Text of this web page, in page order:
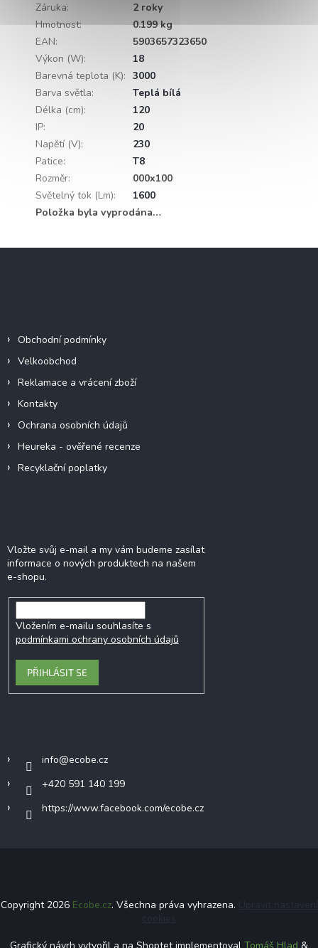
Záruka:
2 roky
Hmotnost:
0.199 kg
EAN:
5903657323650
Výkon (W):
18
Barevná teplota (K): 3000
Barva světla:
Teplá bílá
Délka (cm):
120
IP:
20
Napětí (V):
230
Patice:
T8
Rozměr:
000x100
Světelný tok (Lm):
1600
Položka byla vyprodána…
Obchodní podmínky
Velkoobchod
Reklamace a vrácení zboží
Kontakty
Ochrana osobních údajů
Heureka - ověřené recenze
Recyklační poplatky
Vložte svůj e-mail a my vám budeme zasílat
informace o nových produktech na našem
e-shopu.
Vložením e-mailu souhlasíte s
podmínkami ochrany osobních údajů
PŘIHLÁSIT SE
info@ecobe.cz
+420 591 140 199
https://www.facebook.com/ecobe.cz
Copyright 2026 Ecobe.cz. Všechna práva vyhrazena.
Grafický návrh vytvořil a na Shoptet implementoval Tomáš Hlad &